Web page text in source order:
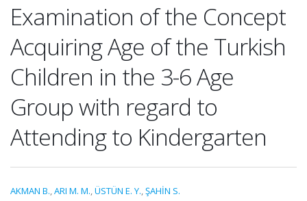
Examination of the Concept
Acquiring Age of the Turkish
Children in the 3-6 Age
Group with regard to
Attending to Kindergarten
AKMAN B.,ARI M. M.,ÜSTÜN E. Y.,ŞAHİN S.